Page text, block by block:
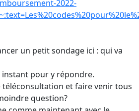
2022-
un petit sondage ici : qui va
pour y répondre.
et faire venir tous
question?